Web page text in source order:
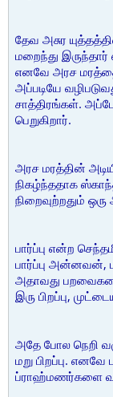
தேவ அசுர
மறைந்து இருந்தார்
எனவே அரச
அப்படியே
சாத்திரங்கள்.
பெறுகிறார்.
அரச மரத்தின்
நிகழ்ந்ததாக
நிறைவுற்றதும்
பார்ப்பு என்ற
பார்ப்பு அன்னவன்,
அதாவது
இரு பிறப்பு,
அதே போல நெறி
மறு பிறப்பு.
ப்ராஹ்மணர்களை